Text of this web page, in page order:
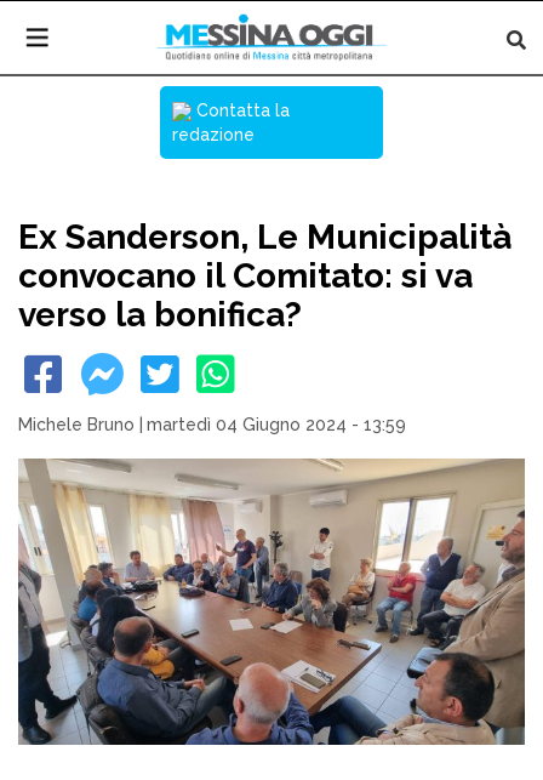
Contatta la
redazione
Ex Sanderson, Le Municipalità
convocano il Comitato: si va
verso la bonifica?
Michele Bruno martedì 04 Giugno 2024 - 13:59